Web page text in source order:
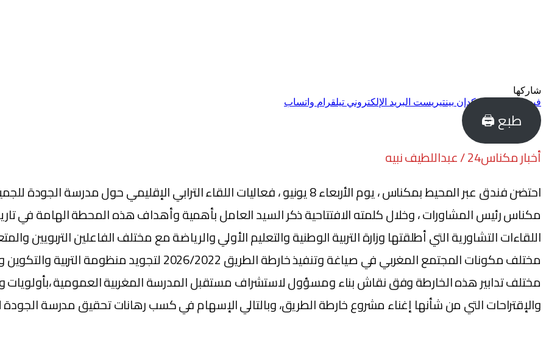
شاركها
فيسبوك
لينكدإن بينتيريست البريد الإلكتروني تيلقرام واتساب
طبع 🖨
أخبار مكناس24 / عبداللطيف نبيه
احتضن فندق عبر المحيط بمكناس ، يوم الأربعاء 8 يونيو ، فعاليات اللقاء الترابي
مكناس رئيس المشاورات ، وخلال كلمته الافتتاحية ذكر السيد العامل بأهمية وأهداف هذه المحطة الهامة في
اللقاءات التشاورية التي أطلقتها وزارة التربية الوطنية والتعليم الأولي والرياضة مع مختلف الفاعلين التربويين
مختلف مكونات المجتمع المغربي في صياغة وتنفيذ خارطة
مختلف تدابير هذه الخارطة وفق نقاش بناء ومسؤول لاستشراف مستقبل المدرسة المغربية العمومية ،بأولويات
والإقتراحات التي من شأنها إغناء مشروع خارطة الطريق، وبالتالي الإسهام في كسب رهانات تحقيق مدرسة الجودة